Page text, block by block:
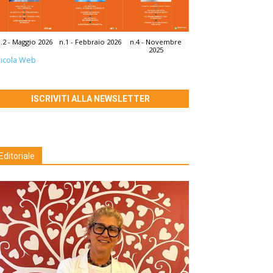
- Maggio 2026 n.1 - Febbraio 2026
n.4 - Novembre
2025
Web
ISCRIVITI ALLA NEWSLETTER